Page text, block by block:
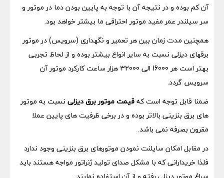
آن کم بوده و در نتیجه آن با توجه به پایین بودن دما در موتور و
سر سیلندر عمر مفید موتور احتراقی ما بیشتر خواهد بود.
همچنین مدت زمان بین هر تعمیر و نگهداری (سرویس) در موتور
برقهای دیزلی نسبت به سایر انواع بیشتر بوده و از لحاظ تجربی
بهتر است هر 16000 الی 32000 هزار ساعت کارکرد موتور آن
سرویس گردد.
ضمنا قابل توجه است کهقیمت موتور برق دیزلی نسبت به موتور
های برق بنزینی بالاتر بوده و در برخی ظرفیت های پایین عملا
مقرون بصرفه نمی باشد.
در مقابل امکان سایلنت نمودن موتورهای برق بنزینی وجود ندارد
فلذا خریدارانی که با مشکل صدای تولید ژنراتور مواجه هستند باید